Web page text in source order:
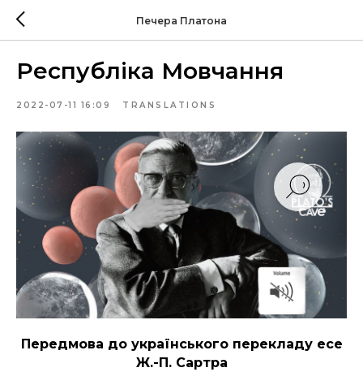
Печера Платона
Республіка Мовчання
2022-07-11 16:09 TRANSLATIONS
Передмова до українського перекладу есе
Ж.-П. Сартра